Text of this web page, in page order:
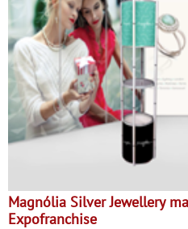
Magnólia Silver Jewellery
Expofranchise